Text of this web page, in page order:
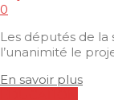
0
Les députés de
l’unanimité le
En savoir plus